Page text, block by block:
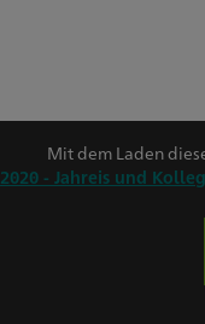
Mit dem Laden
2020 - Jahreis und